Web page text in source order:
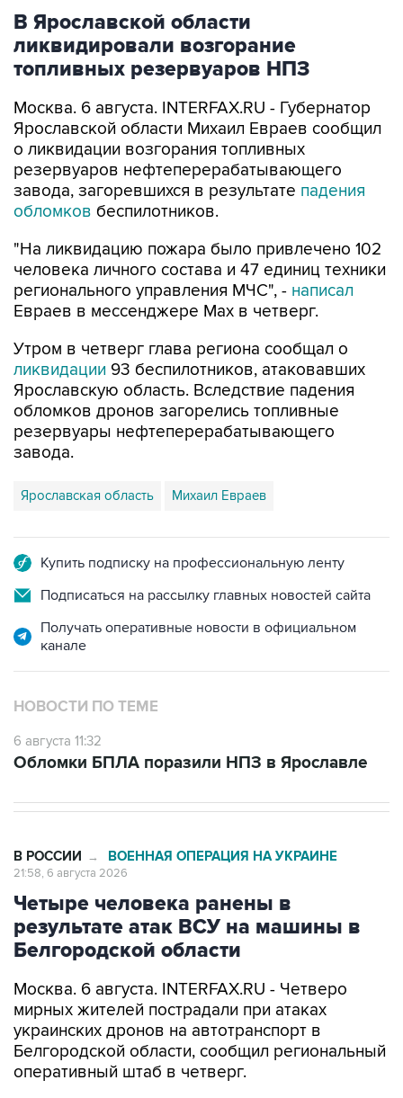
В Ярославской области
ликвидировали возгорание
топливных резервуаров НПЗ
Москва. 6 августа. INTERFAX.RU - Губернатор
Ярославской области Михаил Евраев сообщил
о ликвидации возгорания топливных
резервуаров нефтеперерабатывающего
завода, загоревшихся в результате падения
обломков беспилотников.
"На ликвидацию пожара было привлечено 102
человека личного состава и 47 единиц техники
регионального управления МЧС", - написал
Евраев в мессенджере Мах в четверг.
Утром в четверг глава региона сообщал о
ликвидации 93 беспилотников, атаковавших
Ярославскую область. Вследствие падения
обломков дронов загорелись топливные
резервуары нефтеперерабатывающего
завода.
Ярославская область Михаил Евраев
Купить подписку на профессиональную ленту
Подписаться на рассылку главных новостей сайта
Получать оперативные новости в официальном
канале
НОВОСТИ ПО ТЕМЕ
6 августа 11:32
Обломки БПЛА поразили НПЗ в Ярославле
В РОССИИ → ВОЕННАЯ ОПЕРАЦИЯ НА УКРАИНЕ
21:58, 6 августа 2026
Четыре человека ранены в
результате атак ВСУ на машины в
Белгородской области
Москва. 6 августа. INTERFAX.RU - Четверо
мирных жителей пострадали при атаках
украинских дронов на автотранспорт в
Белгородской области, сообщил региональный
оперативный штаб в четверг.